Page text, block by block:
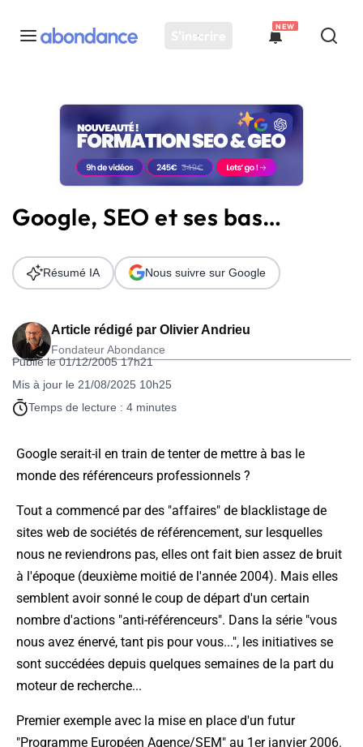
S'inscrire
NEW
Toutes les actus
Actus SEO
Plateforme
Solutions
Ressources
Audit SEO
Google, SEO et ses bas…
Article rédigé par Olivier Andrieu
Fondateur Abondance
Publié le 01/12/2005 17h21
Mis à jour le 21/08/2025 10h25
Temps de lecture : 4 minutes
Résumé IA Nous suivre sur Google
Google serait-il en train de tenter de mettre à bas le
monde des référenceurs professionnels ?
Tout a commencé par des "affaires" de blacklistage de
sites web de sociétés de référencement, sur lesquelles
nous ne reviendrons pas, elles ont fait bien assez de bruit
à l'époque (deuxième moitié de l'année 2004). Mais elles
semblent avoir sonné le coup de départ d'un certain
nombre d'actions "anti-référenceurs". Dans la série "vous
nous avez énervé, tant pis pour vous...", les initiatives se
sont succédées depuis quelques semaines de la part du
moteur de recherche...
Premier exemple avec la mise en place d'un futur
"Programme Européen Agence/SEM" au 1er janvier 2006.